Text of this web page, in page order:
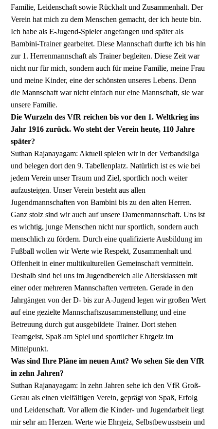
Familie, Leidenschaft sowie Rückhalt und Zusammenhalt. Der
Verein hat mich zu dem Menschen gemacht, der ich heute bin.
Ich habe als E-Jugend-Spieler angefangen und später als
Bambini-Trainer gearbeitet. Diese Mannschaft durfte ich bis hin
zur 1. Herrenmannschaft als Trainer begleiten. Diese Zeit war
nicht nur für mich, sondern auch für meine Familie, meine Frau
und meine Kinder, eine der schönsten unseres Lebens. Denn
die Mannschaft war nicht einfach nur eine Mannschaft, sie war
unsere Familie.
Die Wurzeln des VfR reichen bis vor den 1. Weltkrieg ins
Jahr 1916 zurück. Wo steht der Verein heute, 110 Jahre
später?
Suthan Rajanayagam: Aktuell spielen wir in der Verbandsliga
und belegen dort den 9. Tabellenplatz. Natürlich ist es wie bei
jedem Verein unser Traum und Ziel, sportlich noch weiter
aufzusteigen. Unser Verein besteht aus allen
Jugendmannschaften von Bambini bis zu den alten Herren.
Ganz stolz sind wir auch auf unsere Damenmannschaft. Uns ist
es wichtig, junge Menschen nicht nur sportlich, sondern auch
menschlich zu fördern. Durch eine qualifizierte Ausbildung im
Fußball wollen wir Werte wie Respekt, Zusammenhalt und
Offenheit in einer multikulturellen Gemeinschaft vermitteln.
Deshalb sind bei uns im Jugendbereich alle Altersklassen mit
einer oder mehreren Mannschaften vertreten. Gerade in den
Jahrgängen von der D- bis zur A-Jugend legen wir großen Wert
auf eine gezielte Mannschaftszusammenstellung und eine
Betreuung durch gut ausgebildete Trainer. Dort stehen
Teamgeist, Spaß am Spiel und sportlicher Ehrgeiz im
Mittelpunkt.
Was sind Ihre Pläne im neuen Amt? Wo sehen Sie den VfR
in zehn Jahren?
Suthan Rajanayagam: In zehn Jahren sehe ich den VfR Groß-
Gerau als einen vielfältigen Verein, geprägt von Spaß, Erfolg
und Leidenschaft. Vor allem die Kinder- und Jugendarbeit liegt
mir sehr am Herzen. Werte wie Ehrgeiz, Selbstbewusstsein und